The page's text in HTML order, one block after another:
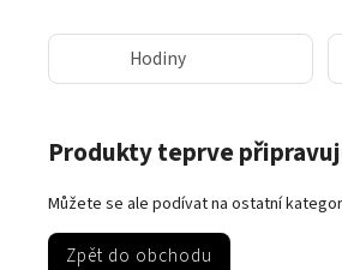
Hodiny
Produkty teprve
Můžete se ale podívat na ostatní
Zpět do obchodu